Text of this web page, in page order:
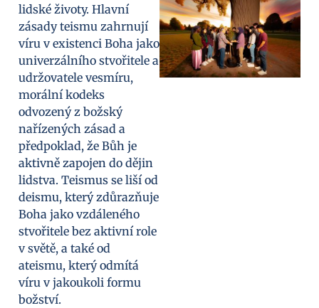
lidské životy. Hlavní
zásady teismu zahrnují
víru v existenci Boha jako
univerzálního stvořitele a
udržovatele vesmíru,
morální kodeks
odvozený z božský
nařízených zásad a
předpoklad, že Bůh je
aktivně zapojen do dějin
lidstva. Teismus se liší od
deismu, který zdůrazňuje
Boha jako vzdáleného
stvořitele bez aktivní role
v světě, a také od
ateismu, který odmítá
víru v jakoukoli formu
božství.